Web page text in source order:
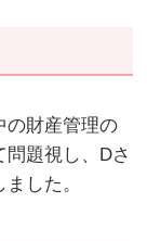
の財産管理の
題視し、Dさ
した。